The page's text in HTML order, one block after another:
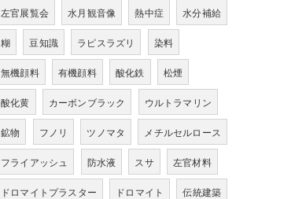
左官展覧会 水月観音像 熱中症 水分補給
糊 豆知識 ラピスラズリ 染料
無機顔料 有機顔料 酸化鉄 松煙
酸化黄 カーボンブラック ウルトラマリン
鉱物 フノリ ツノマタ メチルセルロース
フライアッシュ 防水液 スサ 左官材料
ドロマイトプラスター ドロマイト 伝統建築